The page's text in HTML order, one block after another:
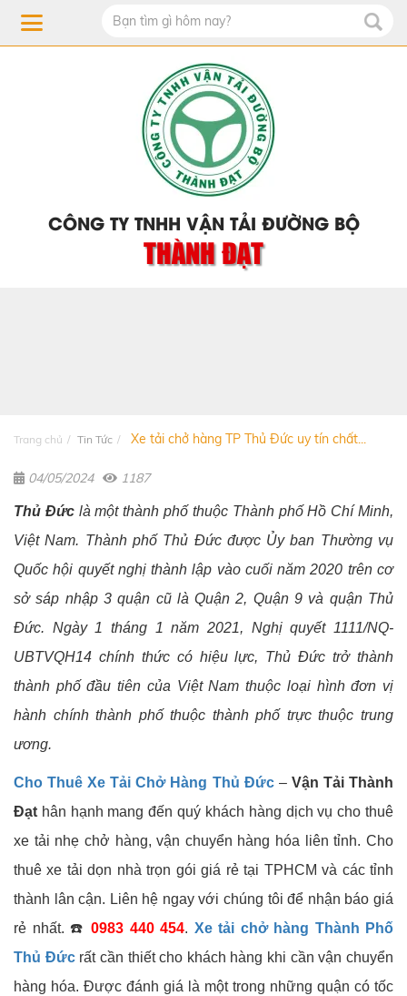
CÔNG TY TNHH VẬN TẢI ĐƯỜNG BỘ
THÀNH ĐẠT
Trang chủ Tin Tức Xe tải chở hàng TP Thủ Đức uy tín chất...
04/05/2024 1187
Thủ Đứclà một thành phố thuộc Thành phố Hồ Chí Minh,
Việt Nam. Thành phố Thủ Đức được Ủy ban Thường vụ
Quốc hội quyết nghị thành lập vào cuối năm 2020 trên cơ
sở sáp nhập 3 quận cũ là Quận 2, Quận 9 và quận Thủ
Đức. Ngày 1 tháng 1 năm 2021, Nghị quyết 1111/NQ-
UBTVQH14 chính thức có hiệu lực, Thủ Đức trở thành
thành phố đầu tiên của Việt Nam thuộc loại hình đơn vị
hành chính thành phố thuộc thành phố trực thuộc trung
ương.
Cho Thuê Xe Tải Chở Hàng Thủ Đức– Vận Tải Thành
Đạt hân hạnh mang đến quý khách hàng dịch vụ cho thuê
xe tải nhẹ chở hàng, vận chuyển hàng hóa liên tỉnh. Cho
thuê xe tải dọn nhà trọn gói giá rẻ tại TPHCM và các tỉnh
thành lân cận. Liên hệ ngay với chúng tôi để nhận báo giá
rẻ nhất. ☎️ 0983 440 454. Xe tải chở hàng Thành Phố
Thủ Đứcrất cần thiết cho khách hàng khi cần vận chuyển
hàng hóa. Được đánh giá là một trong những quận có tốc